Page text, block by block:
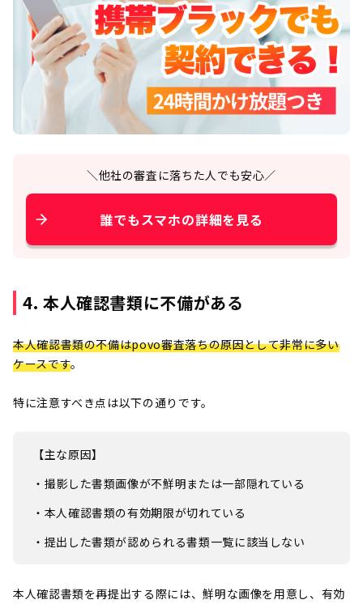
＼他社の審査に落ちた人でも安心／
誰でもスマホの詳細を見る
4. 本人確認書類に不備がある
本人確認書類の不備はpovo審査落ちの原因として非常に多い
ケースです。
特に注意すべき点は以下の通りです。
【主な原因】
・撮影した書類画像が不鮮明または一部隠れている
・本人確認書類の有効期限が切れている
・提出した書類が認められる書類一覧に該当しない
本人確認書類を再提出する際には、鮮明な画像を用意し、有効